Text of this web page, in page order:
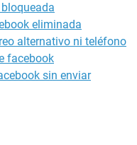
eliminada
alternativo ni teléfono
facebook
sin enviar